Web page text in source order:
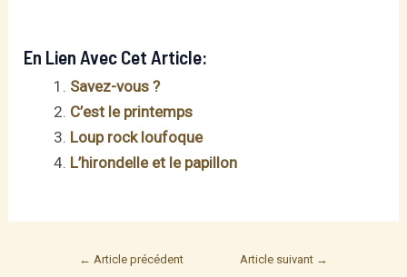
En Lien Avec Cet Article:
Savez-vous ?
C’est le printemps
Loup rock loufoque
L’hirondelle et le papillon
Post← Article précédent Article suivant →